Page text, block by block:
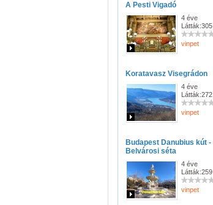
A Pesti Vigadó
4 éve
Látták:305
vinpet
Koratavasz Visegrádon
4 éve
Látták:272
vinpet
Budapest Danubius kút -
Belvárosi séta
4 éve
Látták:259
vinpet